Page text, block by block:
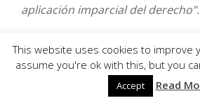
aplicación imparcial del derecho”.
Ernesto Carlos Manzano Moreno
This website uses cookies to improve
assume you're ok with this, but you
Accept Read